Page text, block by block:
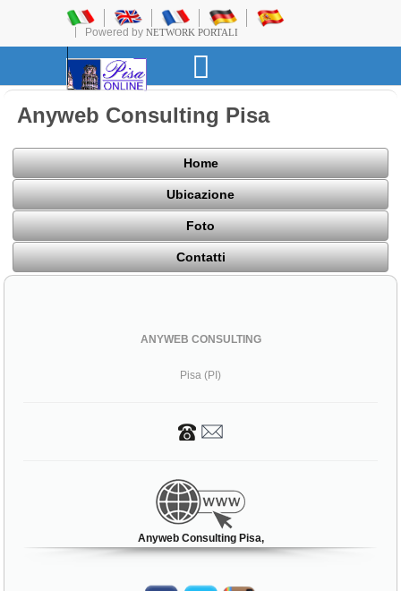
Powered by NETWORK PORTALI
Anyweb Consulting Pisa
Home
Ubicazione
Foto
Contatti
ANYWEB CONSULTING
Pisa (PI)
Anyweb Consulting Pisa,